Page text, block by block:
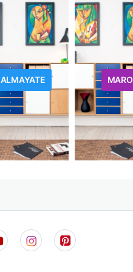
ALMAYATE MARO